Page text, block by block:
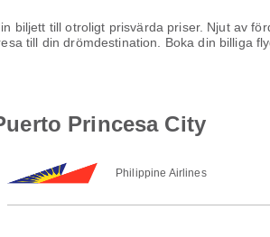
biljett till otroligt prisvärda priser. Njut av
till din drömdestination. Boka din billiga
Princesa City
Philippine Airlines